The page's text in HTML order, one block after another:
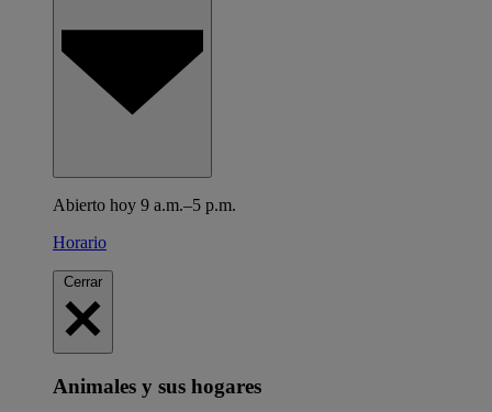
Abierto hoy 9 a.m.–5 p.m.
Horario
Cerrar
Animales y sus hogares